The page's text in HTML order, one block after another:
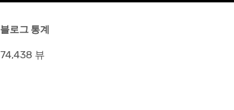
블로그 통계
74,438 뷰